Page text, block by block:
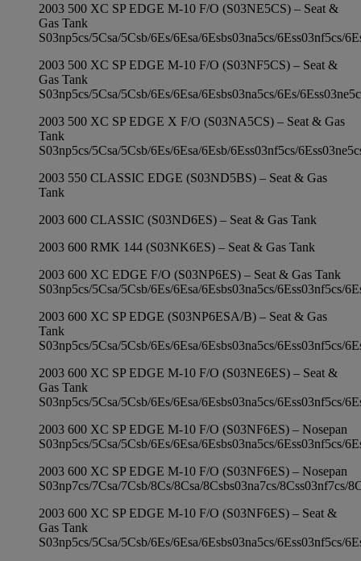
2003 500 XC SP EDGE M-10 F/O (S03NE5CS) – Seat &
Gas Tank
S03np5cs/5Csa/5Csb/6Es/6Esa/6Esbs03na5cs/6Ess03nf5cs/
2003 500 XC SP EDGE M-10 F/O (S03NF5CS) – Seat &
Gas Tank
S03np5cs/5Csa/5Csb/6Es/6Esa/6Esbs03na5cs/6Es/
2003 500 XC SP EDGE X F/O (S03NA5CS) – Seat & Gas
Tank
S03np5cs/5Csa/5Csb/6Es/6Esa/6Esb/6Ess03nf5cs/
2003 550 CLASSIC EDGE (S03ND5BS) – Seat & Gas
Tank
2003 600 CLASSIC (S03ND6ES) – Seat & Gas Tank
2003 600 RMK 144 (S03NK6ES) – Seat & Gas Tank
2003 600 XC EDGE F/O (S03NP6ES) – Seat & Gas Tank
S03np5cs/5Csa/5Csb/6Es/6Esa/6Esbs03na5cs/6Ess03nf5cs/
2003 600 XC SP EDGE (S03NP6ESA/B) – Seat & Gas
Tank
S03np5cs/5Csa/5Csb/6Es/6Esa/6Esbs03na5cs/6Ess03nf5cs/
2003 600 XC SP EDGE M-10 F/O (S03NE6ES) – Seat &
Gas Tank
S03np5cs/5Csa/5Csb/6Es/6Esa/6Esbs03na5cs/6Ess03nf5cs/
2003 600 XC SP EDGE M-10 F/O (S03NF6ES) – Nosepan
S03np5cs/5Csa/5Csb/6Es/6Esa/6Esbs03na5cs/6Ess03nf5cs/
2003 600 XC SP EDGE M-10 F/O (S03NF6ES) – Nosepan
S03np7cs/7Csa/7Csb/8Cs/8Csa/8Csbs03na7cs/8Css03nf7cs/
2003 600 XC SP EDGE M-10 F/O (S03NF6ES) – Seat &
Gas Tank
S03np5cs/5Csa/5Csb/6Es/6Esa/6Esbs03na5cs/6Ess03nf5cs/